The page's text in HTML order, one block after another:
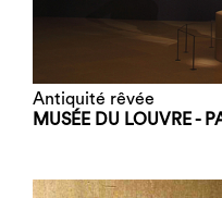
Antiquité rêvée
MUSÉE DU LOUVRE -